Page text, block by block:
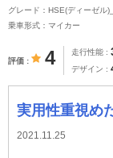
グレード：HSE(ディーゼル
乗車形式：マイカー
評価 4 走行性能
デザイン
実用性重視めだ
2021.11.25